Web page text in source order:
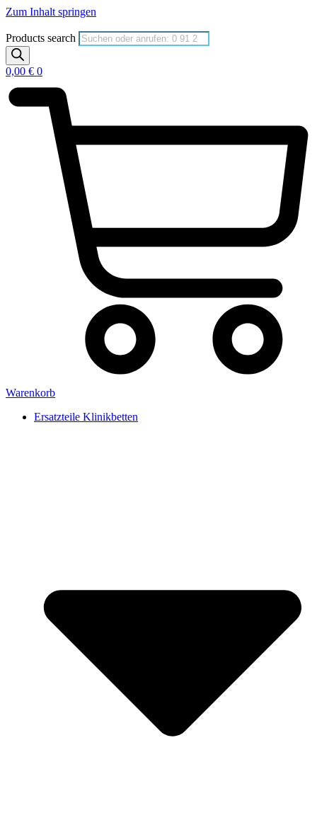
Zum Inhalt springen
Products search
0,00 € 0
Warenkorb
Ersatzteile Klinikbetten